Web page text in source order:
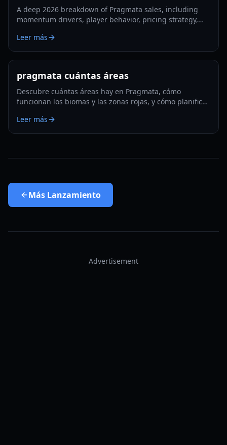
A deep 2026 breakdown of Pragmata sales, including
momentum drivers, player behavior, pricing strategy,
Leer más
pragmata cuántas áreas
Descubre cuántas áreas hay en Pragmata, cómo
funcionan los biomas y las zonas rojas, y cómo planificar
Leer más
Más Lanzamiento
Advertisement